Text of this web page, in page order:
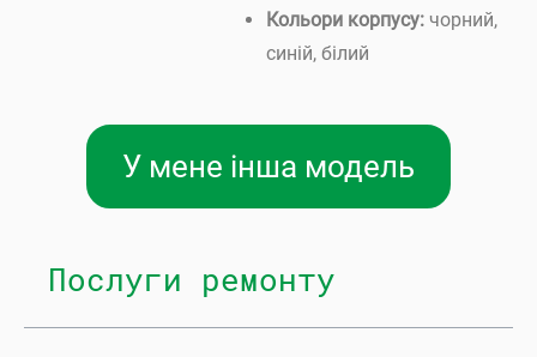
Кольори корпусу: чорний,
синій, білий
У мене інша модель
Послуги ремонту